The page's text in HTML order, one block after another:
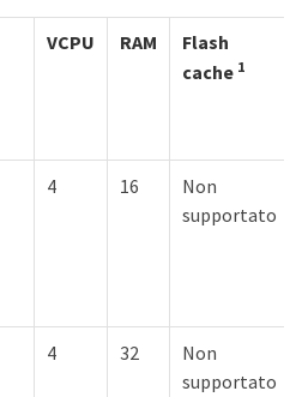
VCPU RAM
Flash
cache 1
4 16
Non
supportato
4 32
Non
supportato